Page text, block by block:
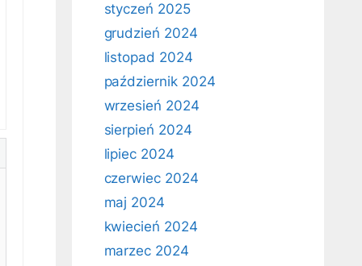
styczeń 2025
grudzień 2024
listopad 2024
październik 2024
wrzesień 2024
sierpień 2024
lipiec 2024
czerwiec 2024
maj 2024
kwiecień 2024
marzec 2024